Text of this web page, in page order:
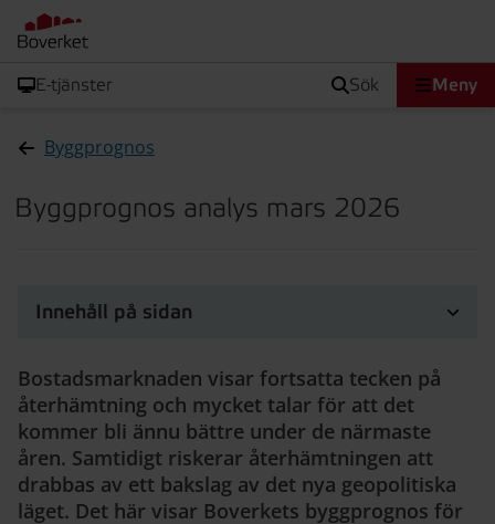
E-tjänster sök Meny
Byggprognos
Byggprognos analys mars 2026
Innehåll på sidan
Bostadsmarknaden visar fortsatta tecken på
återhämtning och mycket talar för att det
kommer bli ännu bättre under de närmaste
åren. Samtidigt riskerar återhämtningen att
drabbas av ett bakslag av det nya geopolitiska
läget. Det här visar Boverkets byggprognos för